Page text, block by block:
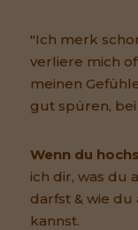
"Ich merk
verliere mich
meinen
gut spüren,
Wenn du
ich dir, was du
darfst & wie
kannst.